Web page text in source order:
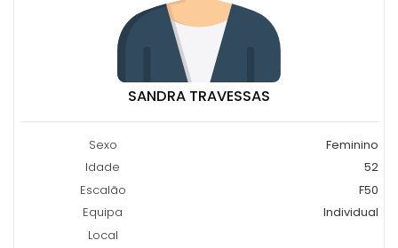
SANDRA TRAVESSAS
Sexo
Feminino
Idade
52
Escalão
F50
Equipa
Individual
Local